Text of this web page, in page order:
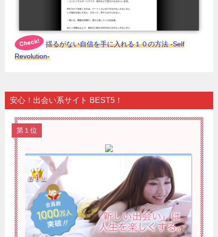
揺るがない自信を手に入れる１０の方法 -Self
Revolution-
安心！出会い系サイト BEST5！
第１位